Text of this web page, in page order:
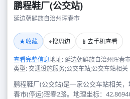
鹏程鞋厂(公交站)
延边朝鲜族自治州珲春市
★收藏 ⌖搜周边 📱 去手机查看
查看完整信息地址: 延边朝鲜族自治州珲春
类型: 交通设施服务;公交车站;公交车站相关
鹏程鞋厂(公交站)是一家公交车站相关
春市(停运)珲春2路。地理坐标：